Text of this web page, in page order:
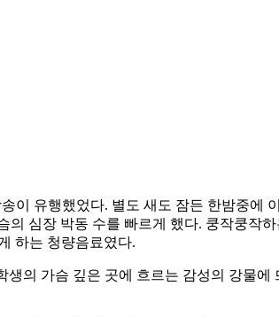
이 유행했었다. 별도 새도 잠든 한밤중에
심장 박동 수를 빠르게 했다. 쿵작쿵작
하는 청량음료였다.
의 가슴 깊은 곳에 흐르는 감성의 강물